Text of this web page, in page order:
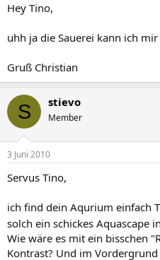
Hey Tino,
uhh ja die Sauerei kann ich
Gruß Christian
S stievo
Member
3 Juni 2010
Servus Tino,
ich find dein Aqurium einfach
solch ein schickes Aquascape
Wie wäre es mit ein bisschen
Kontrast? Und im